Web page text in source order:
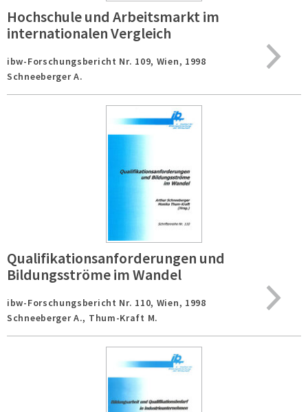
Hochschule und Arbeitsmarkt im
internationalen Vergleich
ibw-Forschungsbericht Nr. 109, Wien, 1998
Schneeberger A.
Qualifikationsanforderungen und
Bildungsströme im Wandel
ibw-Forschungsbericht Nr. 110, Wien, 1998
Schneeberger A., Thum-Kraft M.